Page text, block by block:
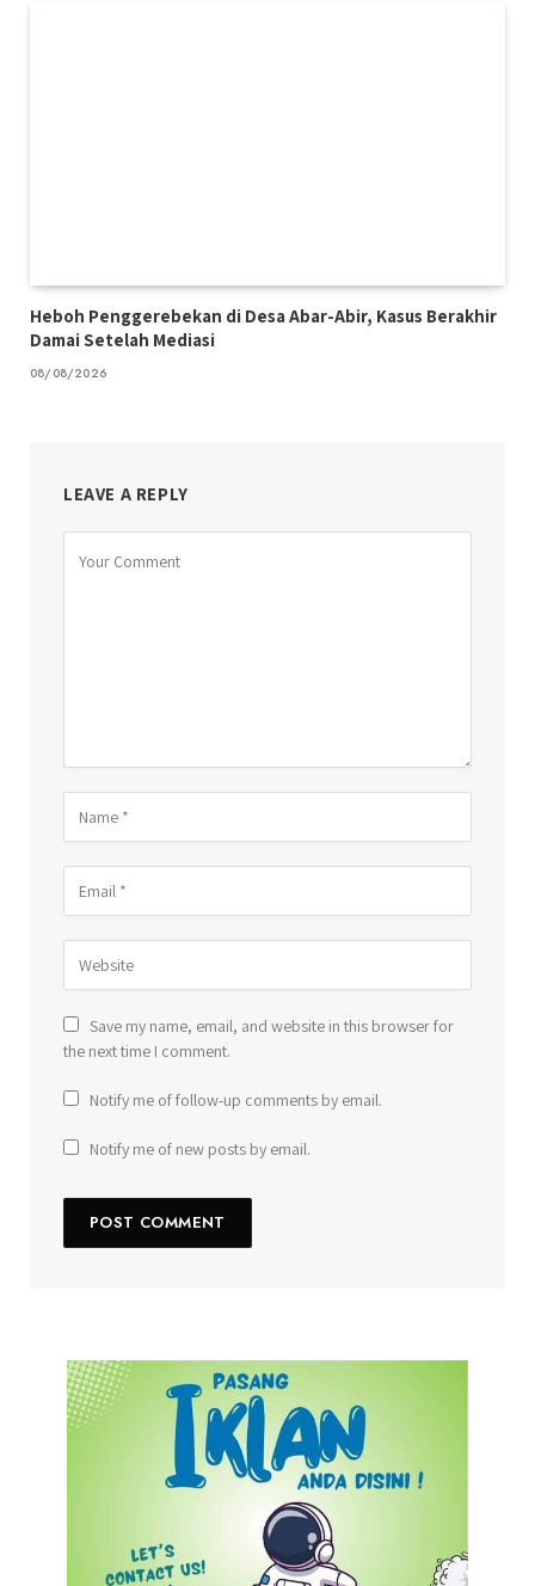
Heboh Penggerebekan di Desa Abar-Abir, Kasus Berakhir
Damai Setelah Mediasi
08/08/2026
LEAVE A REPLY
Save my name, email, and website in this browser for
the next time I comment.
Notify me of follow-up comments by email.
Notify me of new posts by email.